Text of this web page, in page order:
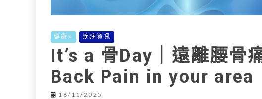
健康+ 疾病資訊
It’s a 骨Day｜遠離腰骨
Back Pain in your area
16/11/2025